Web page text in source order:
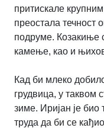
притискале
преостала течност
подруме. Козакиње
камење, као и
Кад би млеко
грудвица, у таквом
зиме. Иријан је био
труда да би се